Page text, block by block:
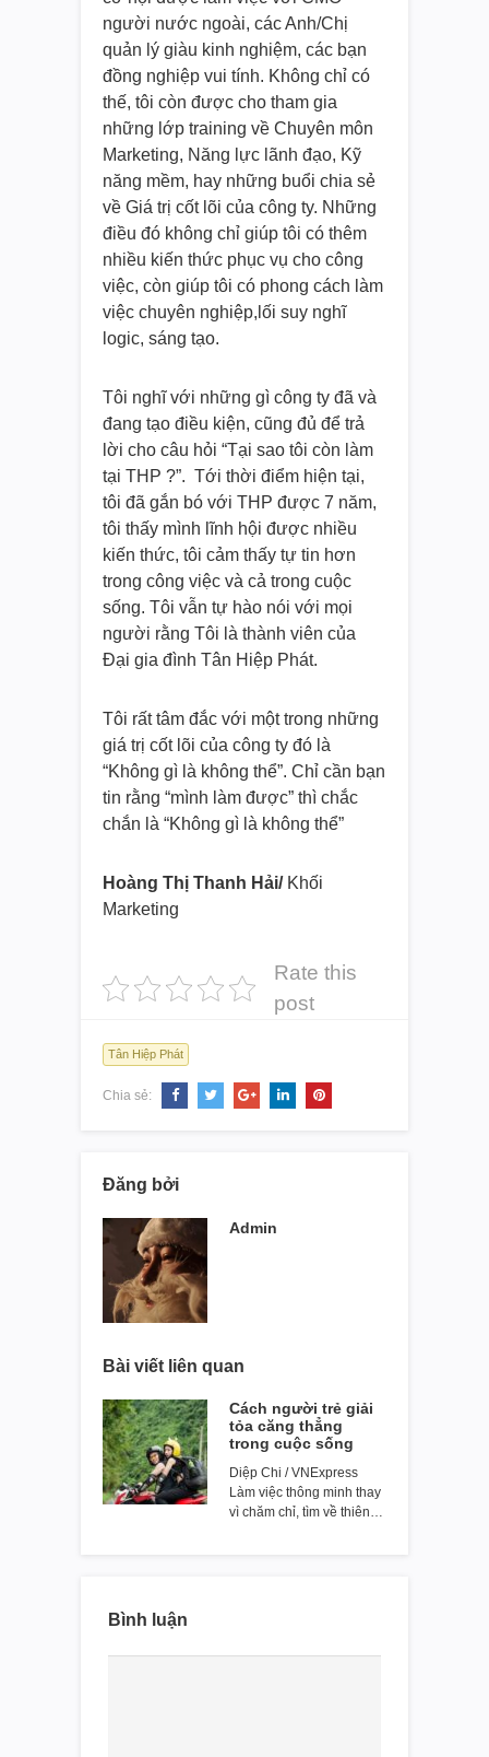
người nước ngoài, các Anh/Chị
quản lý giàu kinh nghiệm, các bạn
đồng nghiệp vui tính. Không chỉ có
thế, tôi còn được cho tham gia
những lớp training về Chuyên môn
Marketing, Năng lực lãnh đạo, Kỹ
năng mềm, hay những buổi chia sẻ
về Giá trị cốt lõi của công ty. Những
điều đó không chỉ giúp tôi có thêm
nhiều kiến thức phục vụ cho công
việc, còn giúp tôi có phong cách làm
việc chuyên nghiệp,lối suy nghĩ
logic, sáng tạo.
Tôi nghĩ với những gì công ty đã và
đang tạo điều kiện, cũng đủ để trả
lời cho câu hỏi “Tại sao tôi còn làm
tại THP ?”. Tới thời điểm hiện tại,
tôi đã gắn bó với THP được 7 năm,
tôi thấy mình lĩnh hội được nhiều
kiến thức, tôi cảm thấy tự tin hơn
trong công việc và cả trong cuộc
sống. Tôi vẫn tự hào nói với mọi
người rằng Tôi là thành viên của
Đại gia đình Tân Hiệp Phát.
Tôi rất tâm đắc với một trong những
giá trị cốt lõi của công ty đó là
“Không gì là không thể”. Chỉ cần bạn
tin rằng “mình làm được” thì chắc
chắn là “Không gì là không thể”
Hoàng Thị Thanh Hải/ Khối
Marketing
Rate this
post
Tân Hiệp Phát
Chia sẻ:
Đăng bởi
Admin
Bài viết liên quan
Cách người trẻ giải
tỏa căng thẳng
trong cuộc sống
Diệp Chi / VNExpress
Làm việc thông minh thay
vì chăm chỉ, tìm về thiên…
Bình luận